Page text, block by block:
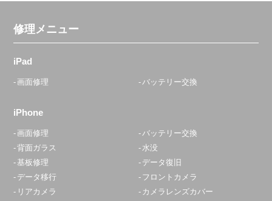
大森駅前店
青砥店
定休日：水曜日
修理メニュー
iPad
画面修理 バッテリー交換
iPhone
画面修理
バッテリー交換
背面ガラス
水没
基板修理
データ復旧
データ移行
フロントカメラ
リアカメラ
カメラレンズカバー